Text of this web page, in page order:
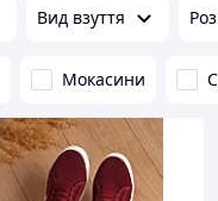
Вид взуття
Мокасини